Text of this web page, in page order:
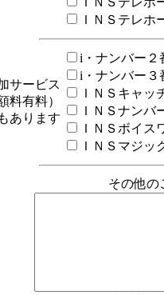
ＩＮＳテレ
サービス
料有料）
あります
i・ナンバー２
i・ナンバー３
ＩＮＳキャッ
ＩＮＳナン
ＩＮＳボイ
ＩＮＳマジ
その他の